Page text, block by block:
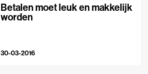
Betalen moet leuk en makkelijk
worden
30-03-2016